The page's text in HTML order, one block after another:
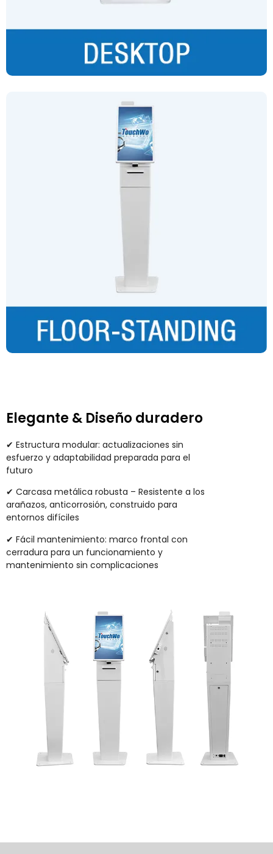
Elegante & Diseño duradero
✔ Estructura modular: actualizaciones sin
esfuerzo y adaptabilidad preparada para el
futuro
✔ Carcasa metálica robusta – Resistente a los
arañazos, anticorrosión, construido para
entornos difíciles
✔ Fácil mantenimiento: marco frontal con
cerradura para un funcionamiento y
mantenimiento sin complicaciones